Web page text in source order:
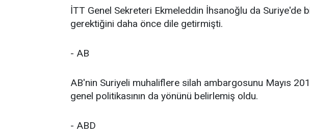
İTT Genel Sekreteri Ekmeleddin İhsanoğlu da Suriye'de
gerektiğini daha önce dile getirmişti.
- AB
AB'nin Suriyeli muhaliflere silah ambargosunu Mayıs
genel politikasının da yönünü belirlemiş oldu.
- ABD